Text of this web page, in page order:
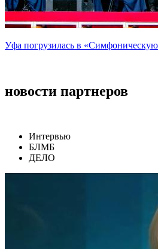
Уфа погрузилась в
новости партнеров
Интервью
БЛМБ
ДЕЛО